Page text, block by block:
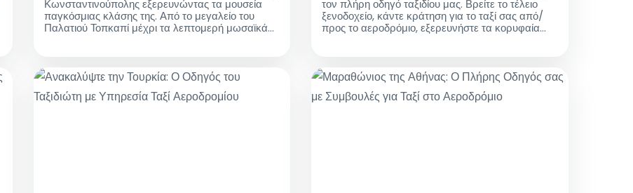
Κωνσταντινούπολης εξερευνώντας τα μουσεία
παγκόσμιας κλάσης της. Από το μεγαλείο του
Παλατιού Τοπκαπί μέχρι τα λεπτομερή μωσαϊκά
Περισσότερα
τον πλήρη οδηγό ταξιδίου μας. Βρείτε το τέλειο
ξενοδοχείο, κάντε κράτηση για το ταξί σας από/
προς το αεροδρόμιο, εξερευνήστε τα κορυφαία